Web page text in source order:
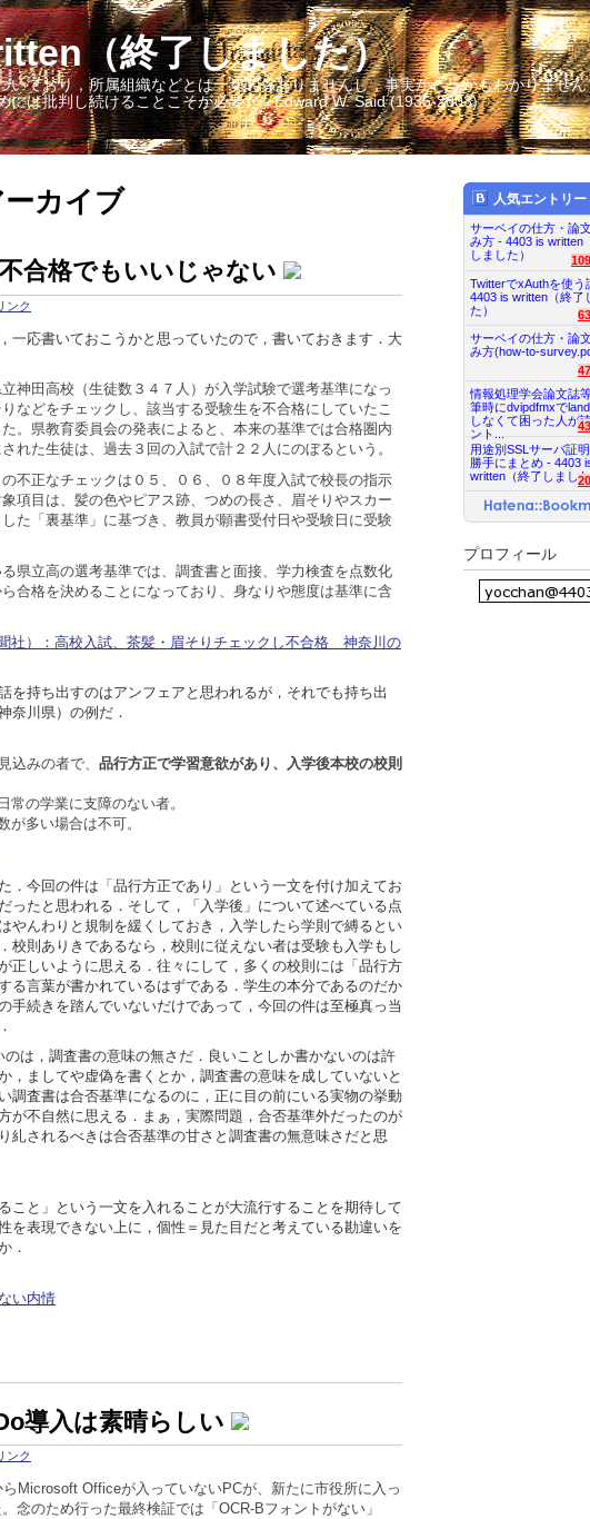
（終了しました）
いており，所属組織などとは一切関係ありませんし，事実かどうかもわかりません
には批判し続けることこそが必要だ - Edward W. Said (1935-2003)
カイブ
合格でもいいじゃない
ンク
一応書いておこうかと思っていたので，書いておきます．大
神田高校（生徒数３４７人）が入学試験で選考基準になっ
などをチェックし、該当する受験生を不合格にしていたこ
。県教育委員会の発表によると、本来の基準では合格圏内
れた生徒は、過去３回の入試で計２２人にのぼるという。
不正なチェックは０５、０６、０８年度入試で校長の指示
項目は、髪の色やピアス跡、つめの長さ、眉そりやスカー
した「裏基準」に基づき、教員が願書受付日や受験日に受験
県立高の選考基準では、調査書と面接、学力検査を点数化
合格を決めることになっており、身なりや態度は基準に含
社）：高校入試、茶髪・眉そりチェックし不合格 神奈川の
を持ち出すのはアンフェアと思われるが，それでも持ち出
奈川県）の例だ．
込みの者で、 品行方正で学習意欲があり、入学後本校の校則
常の学業に支障のない者。
が多い場合は不可。
．今回の件は「品行方正であり」という一文を付け加えてお
ったと思われる．そして，「入学後」について述べている点
やんわりと規制を緩くしておき，入学したら学則で縛るとい
校則ありきであるなら，校則に従えない者は受験も入学もし
正しいように思える．往々にして，多くの校則には「品行方
る言葉が書かれているはずである．学生の本分であるのだか
手続きを踏んでいないだけであって，今回の件は至極真っ当
のは，調査書の意味の無さだ．良いことしか書かないのは許
，ましてや虚偽を書くとか，調査書の意味を成していないと
調査書は合否基準になるのに，正に目の前にいる実物の挙動
が不自然に思える．まぁ，実際問題，合否基準外だったのが
糺されるべきは合否基準の甘さと調査書の無意味さだと思
こと」という一文を入れることが大流行することを期待して
を表現できない上に，個性＝見た目だと考えている勘違いを
．
い内情
導入は素晴らしい
ンク
Microsoft Officeが入っていないPCが、新たに市役所に入っ
念のため行った最終検証では「OCR-Bフォントがない」
人気エントリー
サーベイの仕方・論
み方 - 4403 is written
しました）
TwitterでxAuthを使う
4403 is written（終了
た）
サーベイの仕方・論
み方(how-to-
情報処理学会論文誌
筆時にdvipdfmxで
しなくて困った人が
ント...
用途別SSLサーバ証
勝手にまとめ - 4403
written（終了しまし
プロフィール